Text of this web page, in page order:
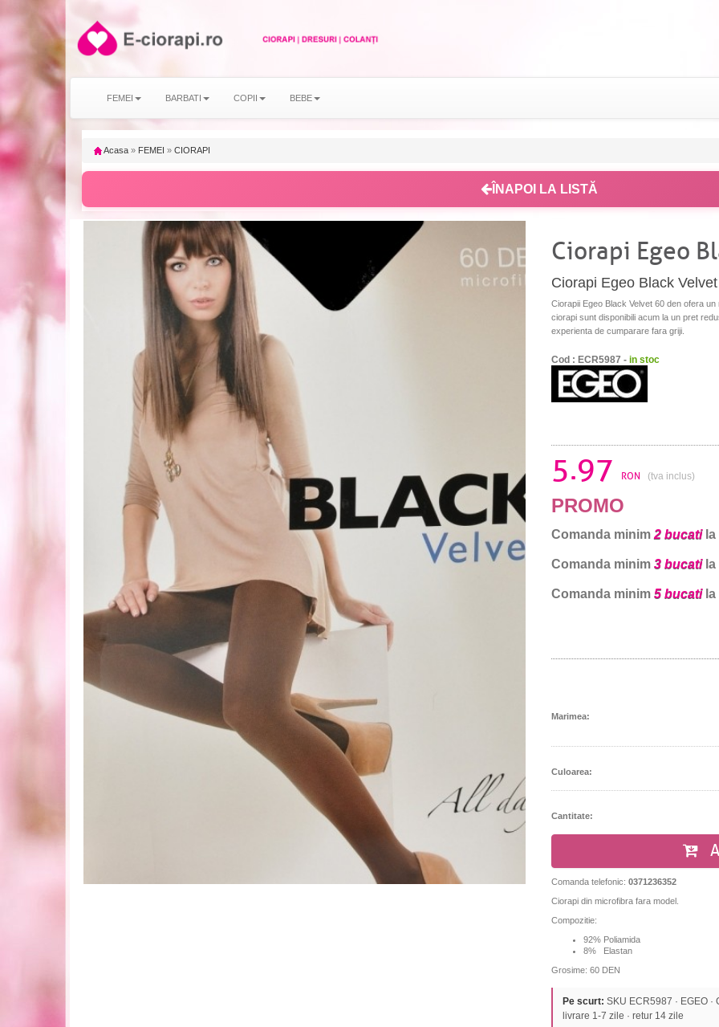
FEMEI BARBATI COPII BEBE
Acasa » FEMEI » CIORAPI
ÎNAPOI LA LISTĂ
Ciorapi Egeo
Ciorapi Egeo Black
Ciorapii Egeo Black Velvet 60 den ofera
ciorapi sunt disponibili acum la un pret
experienta de cumparare fara griji.
Cod : ECR5987 - in stoc
5.97 RON (tva inclus)
PROMO
Comanda minim 2 bucatila
Comanda minim 3 bucatila
Comanda minim 5 bucatila
Marimea:
Culoarea:
Cantitate:
Comanda telefonic: 0371236352
Ciorapi din microfibra fara model.
Compozitie:
92% Poliamida
8% Elastan
Grosime: 60 DEN
Pe scurt: SKU ECR5987 · EGEO ·
livrare 1-7 zile · retur 14 zile